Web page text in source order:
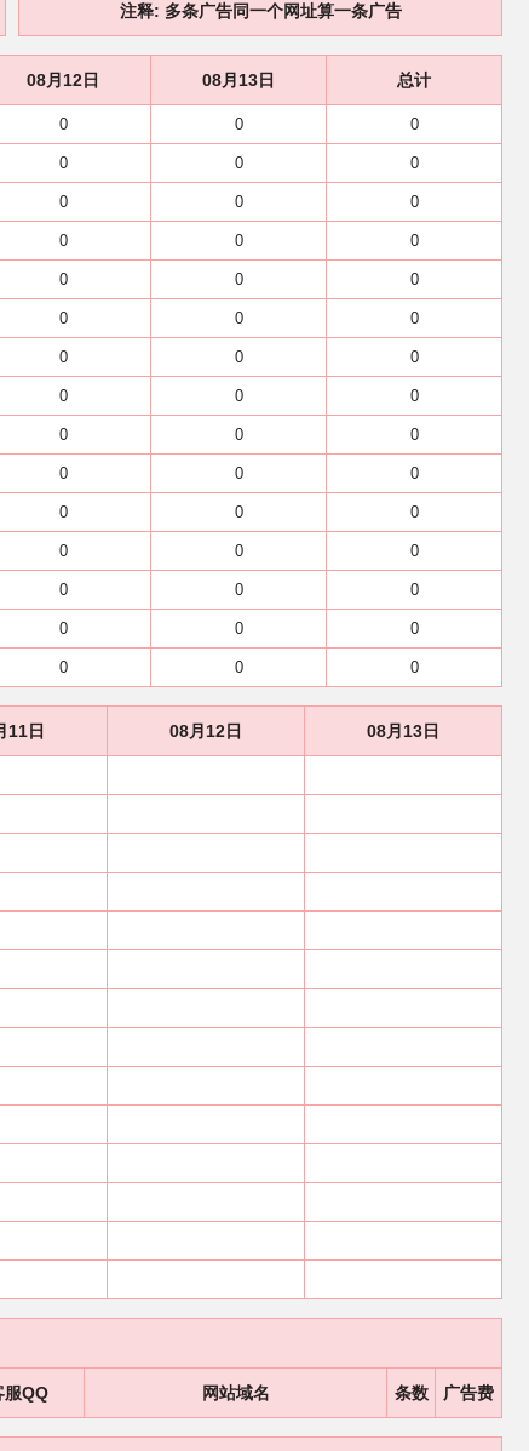
注释: 多条广告同一个网址算一条广告
08月12日 08月13日 总计
0 0 0
0 0 0
0 0 0
0 0 0
0 0 0
0 0 0
0 0 0
0 0 0
0 0 0
0 0 0
0 0 0
0 0 0
0 0 0
0 0 0
0 0 0
11日 08月12日 08月13日
服QQ 网站域名 条数 广告费